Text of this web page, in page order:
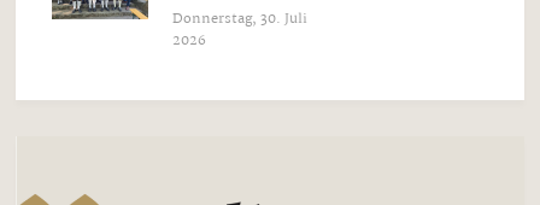
Donnerstag, 30. Juli
2026